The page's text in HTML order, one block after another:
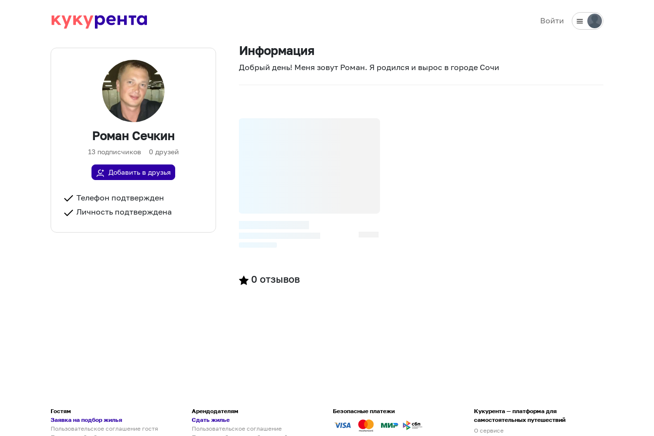
Войти
Роман Сечкин
13 подписчиков 0 друзей
Добавить в друзья
Телефон подтвержден
Личность подтверждена
Информация
Добрый день! Меня зовут Роман. Я родился и вырос в городе Сочи
0 отзывов
Гостям
Заявка на подбор жилья
Пользовательское соглашение гостя
Арендодателям
Сдать жилье
Пользовательское соглашение
Безопасные платежи
Кукурента — платформа для
самостоятельных путешествий
О сервисе